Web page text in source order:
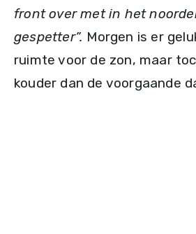
front over met in het
gespetter”. Morgen is er
ruimte voor de zon, maar
kouder dan de voorgaande